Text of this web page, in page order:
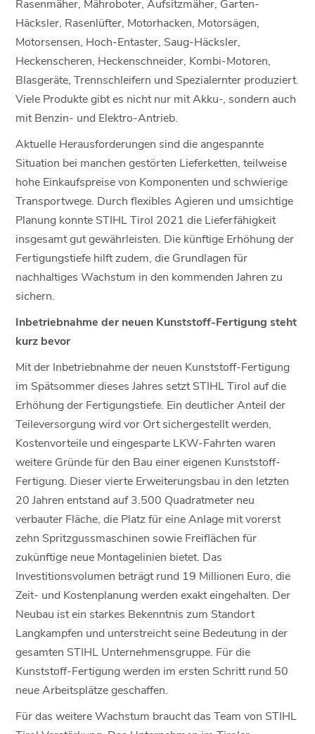
Rasenmäher, Mähroboter, Aufsitzmäher, Garten-
Häcksler, Rasenlüfter, Motorhacken, Motorsägen,
Motorsensen, Hoch-Entaster, Saug-Häcksler,
Heckenscheren, Heckenschneider, Kombi-Motoren,
Blasgeräte, Trennschleifern und Spezialernter produziert.
Viele Produkte gibt es nicht nur mit Akku-, sondern auch
mit Benzin- und Elektro-Antrieb.
Aktuelle Herausforderungen sind die angespannte
Situation bei manchen gestörten Lieferketten, teilweise
hohe Einkaufspreise von Komponenten und schwierige
Transportwege. Durch flexibles Agieren und umsichtige
Planung konnte STIHL Tirol 2021 die Lieferfähigkeit
insgesamt gut gewährleisten. Die künftige Erhöhung der
Fertigungstiefe hilft zudem, die Grundlagen für
nachhaltiges Wachstum in den kommenden Jahren zu
sichern.
Inbetriebnahme der neuen Kunststoff-Fertigung steht
kurz bevor
Mit der Inbetriebnahme der neuen Kunststoff-Fertigung
im Spätsommer dieses Jahres setzt STIHL Tirol auf die
Erhöhung der Fertigungstiefe. Ein deutlicher Anteil der
Teileversorgung wird vor Ort sichergestellt werden,
Kostenvorteile und eingesparte LKW-Fahrten waren
weitere Gründe für den Bau einer eigenen Kunststoff-
Fertigung. Dieser vierte Erweiterungsbau in den letzten
20 Jahren entstand auf 3.500 Quadratmeter neu
verbauter Fläche, die Platz für eine Anlage mit vorerst
zehn Spritzgussmaschinen sowie Freiflächen für
zukünftige neue Montagelinien bietet. Das
Investitionsvolumen beträgt rund 19 Millionen Euro, die
Zeit- und Kostenplanung werden exakt eingehalten. Der
Neubau ist ein starkes Bekenntnis zum Standort
Langkampfen und unterstreicht seine Bedeutung in der
gesamten STIHL Unternehmensgruppe. Für die
Kunststoff-Fertigung werden im ersten Schritt rund 50
neue Arbeitsplätze geschaffen.
Für das weitere Wachstum braucht das Team von STIHL